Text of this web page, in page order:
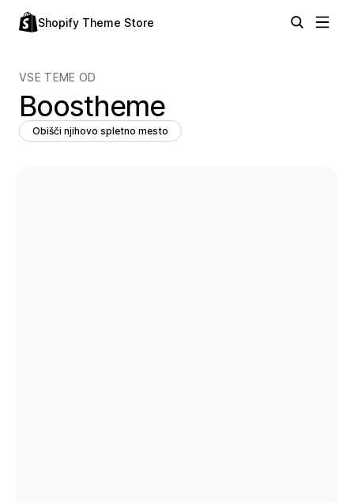
Shopify Theme Store
VSE TEME OD
Boostheme
Obišči njihovo spletno mesto